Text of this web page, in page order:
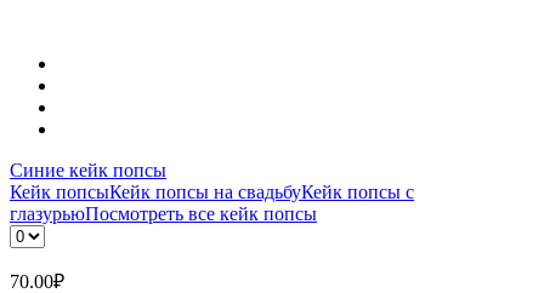
Синие кейк попсы
Кейк попсыКейк попсы на свадьбуКейк попсы с
глазурьюПосмотреть все кейк попсы
70.00₽